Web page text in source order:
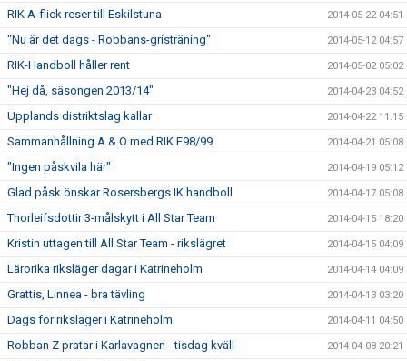
RIK A-flick reser till Eskilstuna 2014-05-22 04:51
"Nu är det dags - Robbans-gristräning" 2014-05-12 04:57
RIK-Handboll håller rent 2014-05-02 05:02
"Hej då, säsongen 2013/14" 2014-04-23 04:52
Upplands distriktslag kallar 2014-04-22 11:15
Sammanhållning A & O med RIK F98/99 2014-04-21 05:08
"Ingen påskvila här" 2014-04-19 05:12
Glad påsk önskar Rosersbergs IK handboll 2014-04-17 05:08
Thorleifsdottir 3-målskytt i All Star Team 2014-04-15 18:20
Kristin uttagen till All Star Team - rikslägret 2014-04-15 04:09
Lärorika riksläger dagar i Katrineholm 2014-04-14 04:09
Grattis, Linnea - bra tävling 2014-04-13 03:20
Dags för riksläger i Katrineholm 2014-04-11 04:50
Robban Z pratar i Karlavagnen - tisdag kväll 2014-04-08 20:21